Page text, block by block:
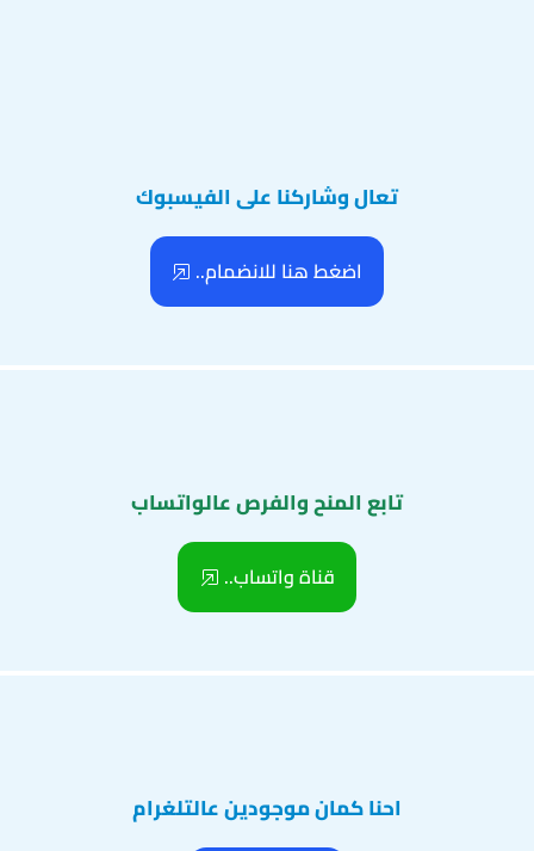
تعال وشاركنا على الفيسبوك
اضغط هنا للانضمام..
تابع المنح والفرص عالواتساب
قناة واتساب..
احنا كمان موجودين عالتلغرام